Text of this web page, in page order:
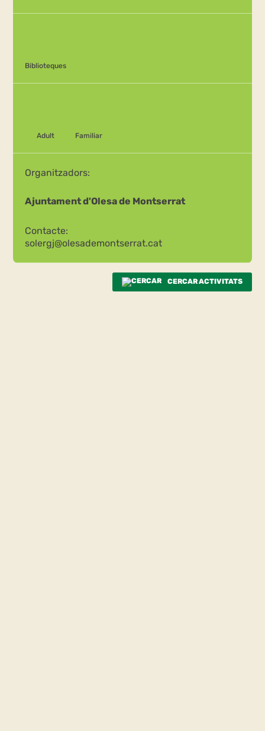
Biblioteques
Adult Familiar
Organitzadors:
Ajuntament d'Olesa de Montserrat
Contacte:
solergj@olesademontserrat.cat
CERCAR ACTIVITATS